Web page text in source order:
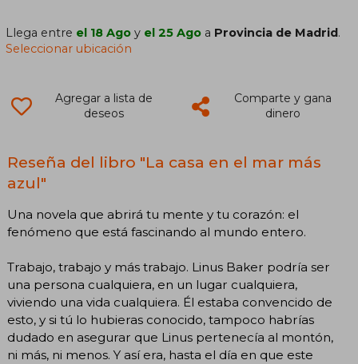
Llega entre el 18 Ago y el 25 Ago a Provincia de Madrid.
Seleccionar ubicación
Agregar a lista de
deseos
Comparte y gana
dinero
Reseña del libro "La casa en el mar más
azul"
Una novela que abrirá tu mente y tu corazón: el
fenómeno que está fascinando al mundo entero.
Trabajo, trabajo y más trabajo. Linus Baker podría ser
una persona cualquiera, en un lugar cualquiera,
viviendo una vida cualquiera. Él estaba convencido de
esto, y si tú lo hubieras conocido, tampoco habrías
dudado en asegurar que Linus pertenecía al montón,
ni más, ni menos. Y así era, hasta el día en que este